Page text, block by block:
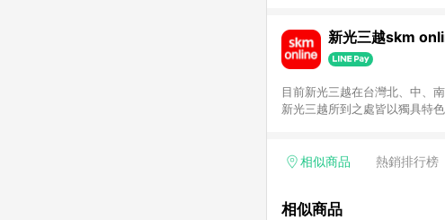
新光三越skm
目前新光三越在台灣北、中、
新光三越所到之處皆以獨具特
相似商品 熱銷排行榜
相似商品